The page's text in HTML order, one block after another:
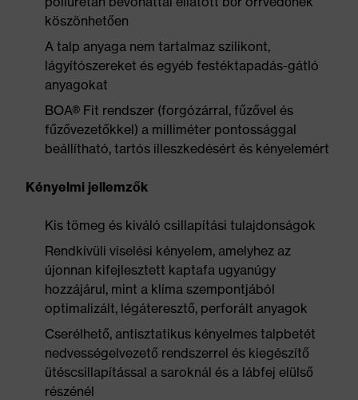
köszönhetően
A talp anyaga nem tartalmaz szilikont,
lágyítószereket és egyéb festéktapadás-gátló
anyagokat
BOA® Fit rendszer (forgózárral, fűzővel és
fűzővezetőkkel) a milliméter pontossággal
beállítható, tartós illeszkedésért és kényelemért
Kényelmi jellemzők
Kis tömeg és kiváló csillapítási tulajdonságok
Rendkívüli viselési kényelem, amelyhez az
újonnan kifejlesztett kaptafa ugyanúgy
hozzájárul, mint a klíma szempontjából
optimalizált, légáteresztő, perforált anyagok
Cserélhető, antisztatikus kényelmes talpbetét
nedvességelvezető rendszerrel és kiegészítő
ütéscsillapítással a saroknál és a lábfej elülső
részénél